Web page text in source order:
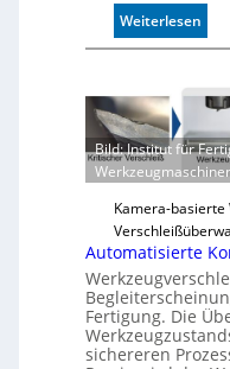
Weiterlesen
Z
v
e
r
l
ä
g
e
D
r
u
Bild: Institut für
Kamera-basierte
Automatisierte
Fertigung. Die
sichereren